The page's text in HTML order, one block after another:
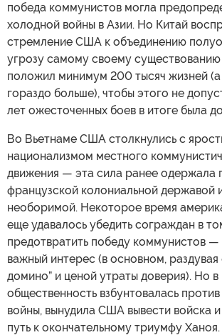
победа коммунистов могла
холодной войны в Азии. Но Китай
стремление США к объединению
угрозу самому своему существованию
положил минимум 200 тысяч жизней
гораздо больше), чтобы этого не
лет ожесточенных боев в итоге была
Во Вьетнаме США столкнулись с
национализмом местного
движения — эта сила ранее одержала
французской колониальной державой
необоримой. Некоторое время
еще удавалось убедить сограждан в
предотвратить победу коммунистов —
важный интерес (в основном, раздувая
домино” и ценой утраты доверия). Но в
общественность взбунтовалась
войны, вынудила США вывести войска
путь к окончательному триумфу Ханоя.